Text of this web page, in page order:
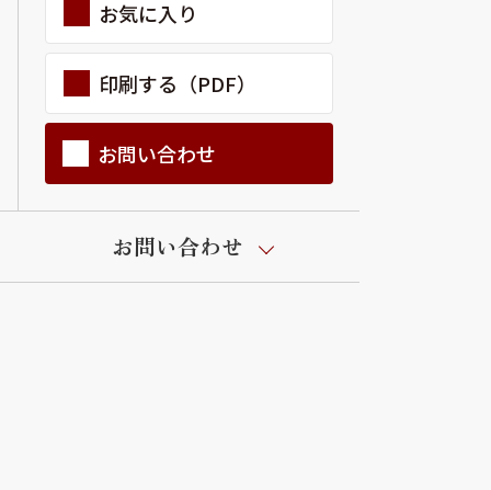
お気に入り
印刷する（PDF）
お問い合わせ
お問い合わせ